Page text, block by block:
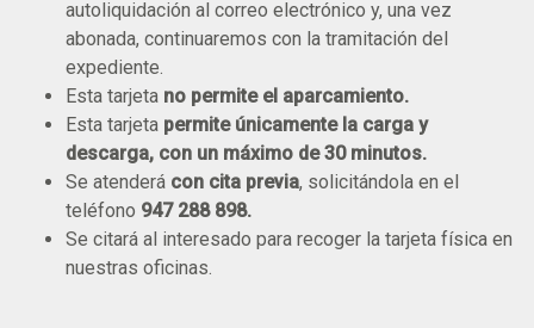
autoliquidación al correo electrónico y, una vez
abonada, continuaremos con la tramitación del
expediente.
Esta tarjeta no permite el aparcamiento.
Esta tarjeta permite únicamente la carga y
descarga, con un máximo de 30 minutos.
Se atenderá con cita previa, solicitándola en el
teléfono 947 288 898.
Se citará al interesado para recoger la tarjeta física en
nuestras oficinas.